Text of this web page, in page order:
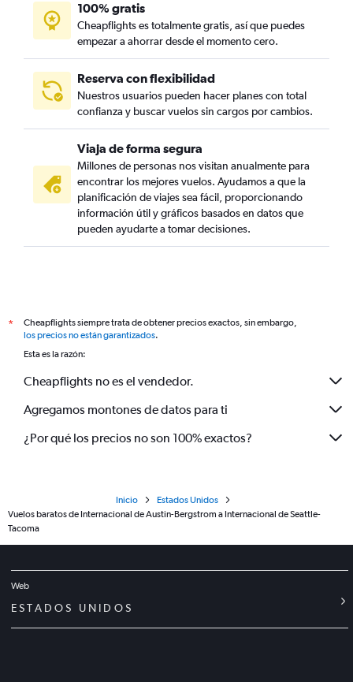
100% gratis
Cheapflights es totalmente gratis, así que puedes
empezar a ahorrar desde el momento cero.
Reserva con flexibilidad
Nuestros usuarios pueden hacer planes con total
confianza y buscar vuelos sin cargos por cambios.
Viaja de forma segura
Millones de personas nos visitan anualmente para
encontrar los mejores vuelos. Ayudamos a que la
planificación de viajes sea fácil, proporcionando
información útil y gráficos basados en datos que
pueden ayudarte a tomar decisiones.
*
Cheapflights siempre trata de obtener precios exactos, sin embargo,
los precios no están garantizados.
Esta es la razón:
Cheapflights no es el vendedor.
Agregamos montones de datos para ti
¿Por qué los precios no son 100% exactos?
Inicio
Estados Unidos
Vuelos baratos de Internacional de Austin-Bergstrom a Internacional de Seattle-
Tacoma
Web
ESTADOS UNIDOS